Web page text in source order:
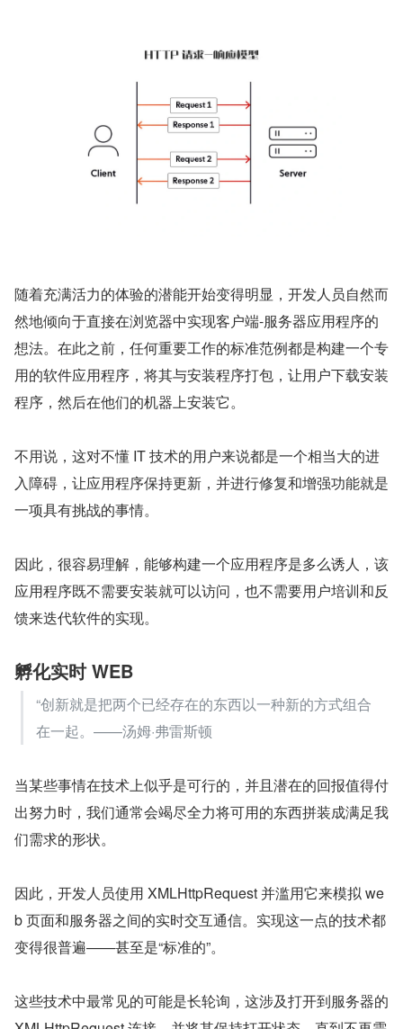
随着充满活力的体验的潜能开始变得明显，开发人员自然而
然地倾向于直接在浏览器中实现客户端-服务器应用程序的
想法。在此之前，任何重要工作的标准范例都是构建一个专
用的软件应用程序，将其与安装程序打包，让用户下载安装
程序，然后在他们的机器上安装它。
不用说，这对不懂 IT 技术的用户来说都是一个相当大的进
入障碍，让应用程序保持更新，并进行修复和增强功能就是
一项具有挑战的事情。
因此，很容易理解，能够构建一个应用程序是多么诱人，该
应用程序既不需要安装就可以访问，也不需要用户培训和反
馈来迭代软件的实现。
孵化实时 WEB
“创新就是把两个已经存在的东西以一种新的方式组合
在一起。——汤姆·弗雷斯顿
当某些事情在技术上似乎是可行的，并且潜在的回报值得付
出努力时，我们通常会竭尽全力将可用的东西拼装成满足我
们需求的形状。
因此，开发人员使用 XMLHttpRequest 并滥用它来模拟 we
b 页面和服务器之间的实时交互通信。实现这一点的技术都
变得很普遍——甚至是“标准的”。
这些技术中最常见的可能是长轮询，这涉及打开到服务器的